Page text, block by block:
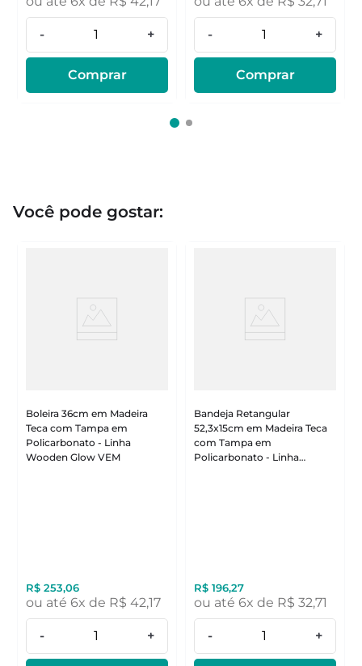
- +
Comprar
- +
Comprar
Você pode gostar:
Boleira 36cm em Madeira
Teca com Tampa em
Policarbonato - Linha
Wooden Glow VEM
R$ 253,06
ou até 6x de R$ 42,17
- +
Bandeja Retangular
52,3x15cm em Madeira Teca
com Tampa em
Policarbonato - Linha
R$ 196,27
ou até 6x de R$ 32,71
- +